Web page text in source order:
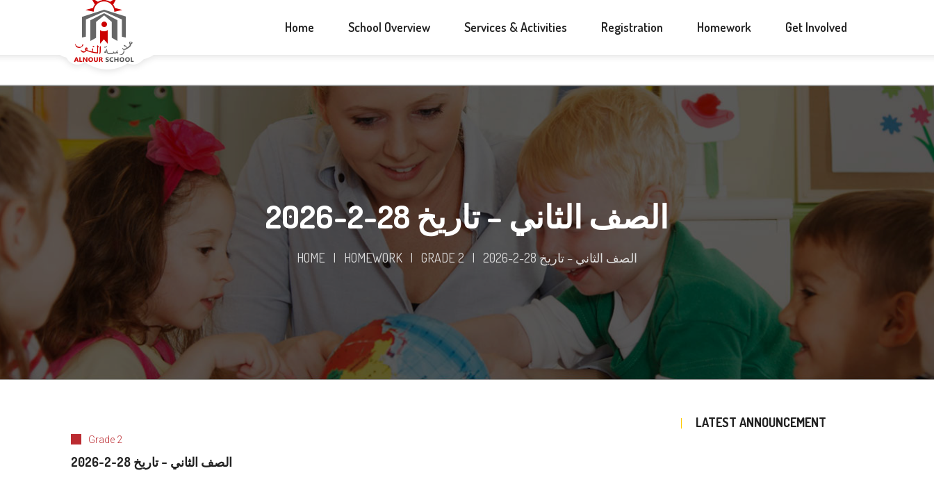
+1-613-265-5060
Home School Overview Services & Activities Registration Homework Get Involved
الصف الثاني – تاريخ 28-2-2026
HOME | HOMEWORK | GRADE 2 | الصف الثاني – تاريخ 28-2-2026
Grade 2
الصف الثاني – تاريخ 28-2-2026
LATEST ANNOUNCEMENT